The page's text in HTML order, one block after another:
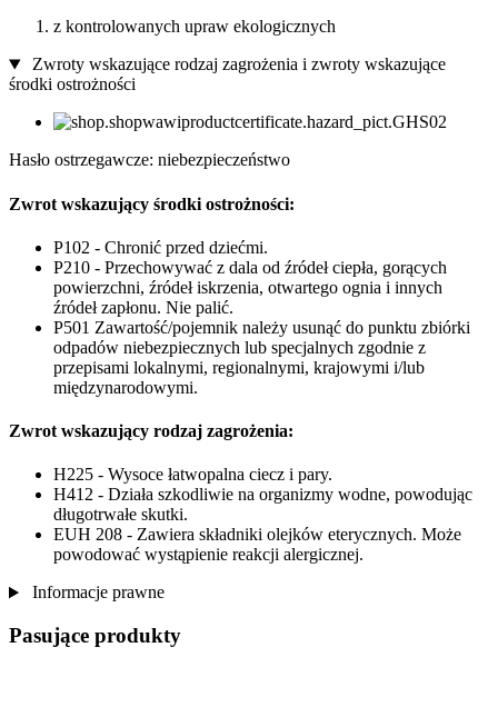
z kontrolowanych upraw ekologicznych
Zwroty wskazujące rodzaj zagrożenia i zwroty wskazujące
środki ostrożności
Hasło ostrzegawcze: niebezpieczeństwo
Zwrot wskazujący środki ostrożności:
P102 - Chronić przed dziećmi.
P210 - Przechowywać z dala od źródeł ciepła, gorących
powierzchni, źródeł iskrzenia, otwartego ognia i innych
źródeł zapłonu. Nie palić.
P501 Zawartość/pojemnik należy usunąć do punktu zbiórki
odpadów niebezpiecznych lub specjalnych zgodnie z
przepisami lokalnymi, regionalnymi, krajowymi i/lub
międzynarodowymi.
Zwrot wskazujący rodzaj zagrożenia:
H225 - Wysoce łatwopalna ciecz i pary.
H412 - Działa szkodliwie na organizmy wodne, powodując
długotrwałe skutki.
EUH 208 - Zawiera składniki olejków eterycznych. Może
powodować wystąpienie reakcji alergicznej.
Informacje prawne
Pasujące produkty